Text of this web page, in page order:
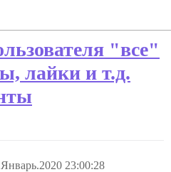
"все"
лайки и т.д.
23:00:28